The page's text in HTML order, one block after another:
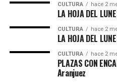
CULTURA hace 2
LA HOJA DEL
CULTURA hace 2
LA HOJA DEL
CULTURA hace 2
PLAZAS CON
Aranjuez